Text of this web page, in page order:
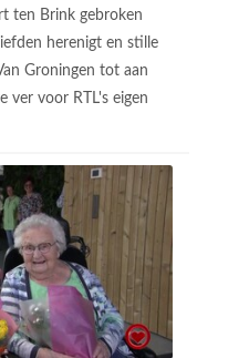
ten Brink gebroken
herenigt en stille
Groningen tot aan
ver voor RTL's eigen